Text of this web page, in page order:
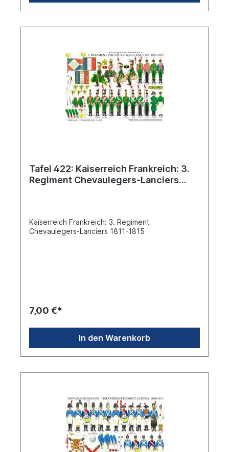
Tafel 422: Kaiserreich Frankreich: 3.
Regiment Chevaulegers-Lanciers
Kaiserreich Frankreich: 3. Regiment
Chevaulegers-Lanciers 1811-1815
7,00 €*
In den Warenkorb